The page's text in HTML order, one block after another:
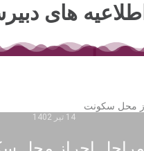
اطلاعیه های
14 تیر 1402